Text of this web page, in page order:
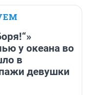
у океана во
в
девушки